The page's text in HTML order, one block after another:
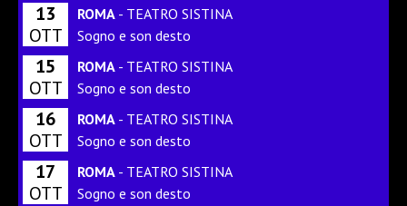
13
OTT
ROMA - TEATRO SISTINA
Sogno e son desto
15
OTT
ROMA - TEATRO SISTINA
Sogno e son desto
16
OTT
ROMA - TEATRO SISTINA
Sogno e son desto
17
OTT
ROMA - TEATRO SISTINA
Sogno e son desto